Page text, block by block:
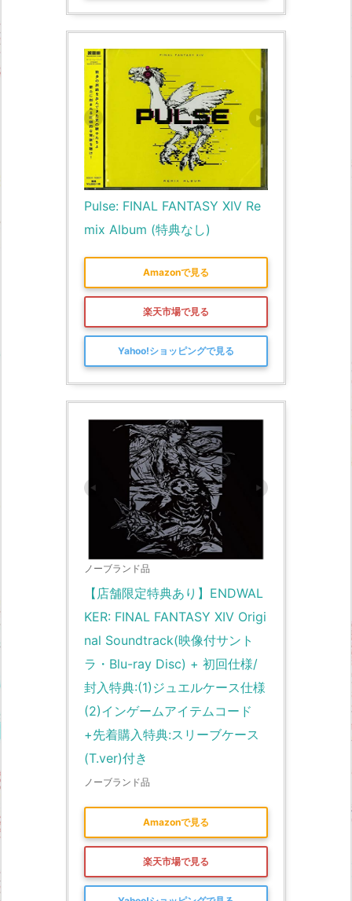
Pulse: FINAL FANTASY XIV Re
mix Album (特典なし)
Amazonで見る
楽天市場で見る
Yahoo!ショッピングで見る
ノーブランド品
【店舗限定特典あり】ENDWAL
KER: FINAL FANTASY XIV Origi
nal Soundtrack(映像付サント
ラ・Blu-ray Disc) + 初回仕様/
封入特典:(1)ジュエルケース仕様
(2)インゲームアイテムコード
+先着購入特典:スリーブケース
(T.ver)付き
ノーブランド品
Amazonで見る
楽天市場で見る